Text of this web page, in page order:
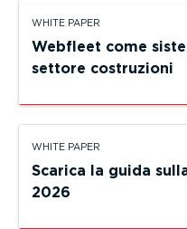
WHITE PAPER
Webfleet come
settore costruzioni
WHITE PAPER
Scarica la guida
2026